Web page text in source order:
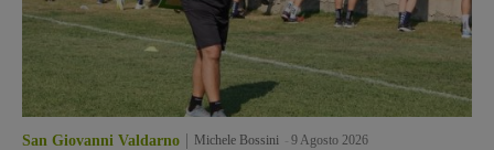
San Giovanni Valdarno Michele Bossini 9 Agosto 2026